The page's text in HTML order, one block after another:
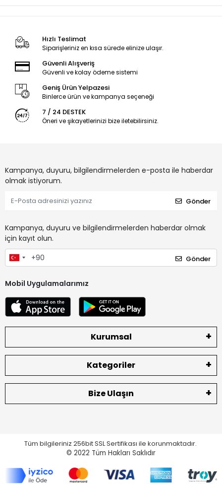
Hızlı Teslimat
Siparişleriniz en kısa sürede elinize ulaşır.
Güvenli Alışveriş
Güvenli ve kolay ödeme sistemi
Geniş Ürün Yelpazesi
Binlerce ürün ve kampanya seçeneği
7 / 24 DESTEK
Öneri ve şikayetlerinizi bize iletebilirsiniz.
Kampanya, duyuru, bilgilendirmelerden e-posta ile haberdar
olmak istiyorum.
Gönder
Kampanya, duyuru ve bilgilendirmelerden haberdar olmak
için kayıt olun.
Gönder
Mobil Uygulamalarımız
Kurumsal
Kategoriler
Bize Ulaşın
Tüm bilgileriniz 256bit SSL Sertifikası ile korunmaktadır.
© 2022 Tüm Hakları Saklıdır